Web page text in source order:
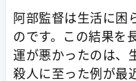
阿部監督は生活に困
のです。この結果を
運が悪かったのは、
殺人に至った例が最